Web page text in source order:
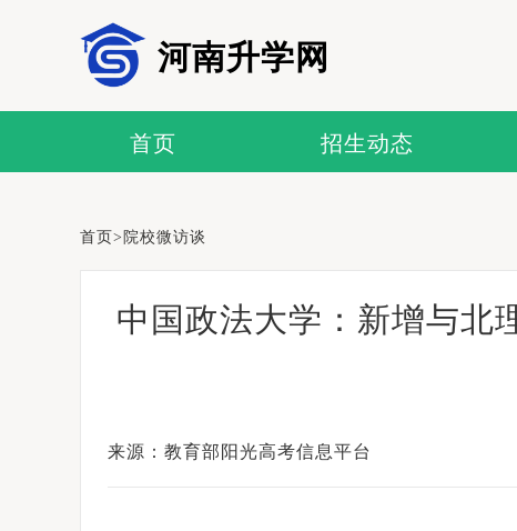
河南升学网
首页 招生动态
首页> 院校微访谈
中国政法大学：新增与北
来源：教育部阳光高考信息平台